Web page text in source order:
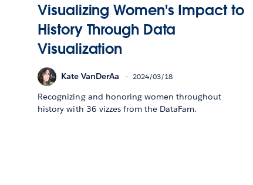
Visualizing Women's Impact to
History Through Data
Visualization
Kate VanDerAa 2024/03/18
Recognizing and honoring women throughout
history with 36 vizzes from the DataFam.